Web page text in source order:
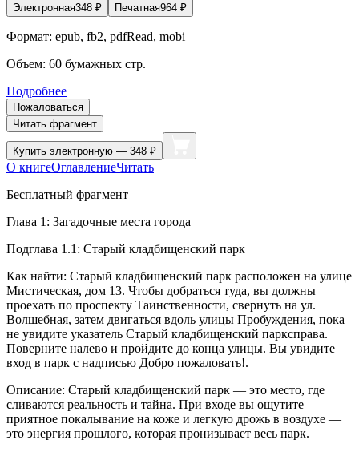
Электронная348 ₽ Печатная964 ₽
Формат: epub, fb2, pdfRead, mobi
Объем: 60 бумажных стр.
Подробнее
Пожаловаться
Читать фрагмент
Купить электронную — 348 ₽
О книгеОглавлениеЧитать
Бесплатный фрагмент
Глава 1: Загадочные места города
Подглава 1.1: Старый кладбищенский парк
Как найти: Старый кладбищенский парк расположен на улице
Мистическая, дом 13. Чтобы добраться туда, вы должны
проехать по проспекту Таинственности, свернуть на ул.
Волшебная, затем двигаться вдоль улицы Пробуждения, пока
не увидите указатель Старый кладбищенский парксправа.
Поверните налево и пройдите до конца улицы. Вы увидите
вход в парк с надписью Добро пожаловать!.
Описание: Старый кладбищенский парк — это место, где
сливаются реальность и тайна. При входе вы ощутите
приятное покалывание на коже и легкую дрожь в воздухе —
это энергия прошлого, которая пронизывает весь парк.